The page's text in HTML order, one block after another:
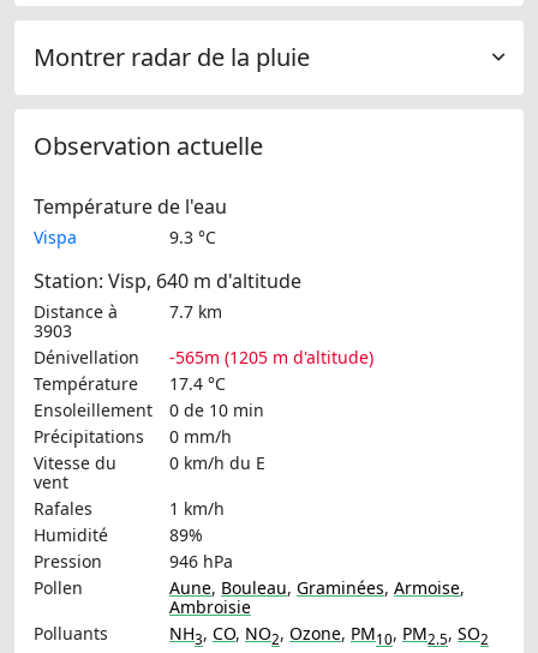
Montrer radar de la pluie
Observation actuelle
Température de l'eau
Vispa 9.3 °C
Station: Visp, 640 m d'altitude
Distance à
3903
7.7 km
Dénivellation
-565m (1205 m d'altitude)
Température
17.4 °C
Ensoleillement
0 de 10 min
Précipitations
0 mm/h
Vitesse du
vent
0 km/h du E
Rafales
1 km/h
Humidité
89%
Pression
946 hPa
Pollen
Aune, Bouleau, Graminées, Armoise,
Ambroisie
Polluants
NH3, CO, NO2, Ozone, PM10, PM2.5, SO2